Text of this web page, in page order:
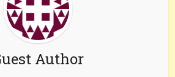
Author